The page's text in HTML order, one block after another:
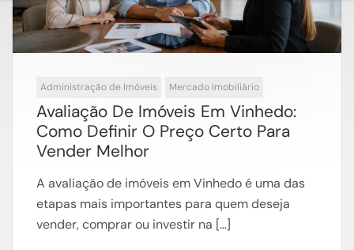
Administração de Imóveis Mercado Imobiliário
Avaliação De Imóveis Em Vinhedo:
Como Definir O Preço Certo Para
Vender Melhor
A avaliação de imóveis em Vinhedo é uma das
etapas mais importantes para quem deseja
vender, comprar ou investir na […]